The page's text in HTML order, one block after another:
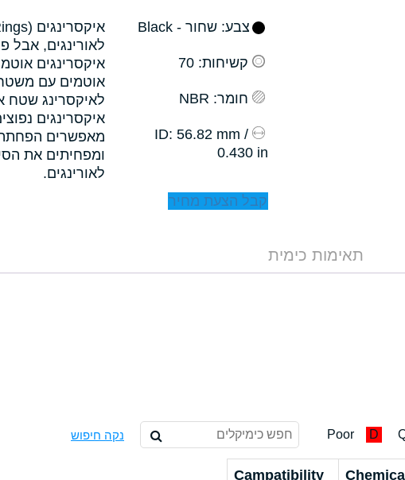
איקסרינגים
אוטמים עם
לאיקסרינג שטח
איקסרינגים
לאורינגים.
צבע: שחור - Black
קשיחות: 70
חומר: NBR
: 56.82 mm /
0.430 in
קבל הצעת מחיר
תאימות כימית
D
Poor נקה חיפוש
Chemical
Campatibility